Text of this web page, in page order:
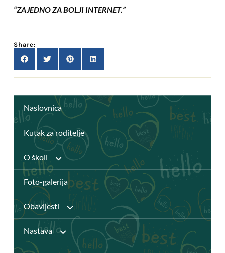
Naslovnica
Kutak za roditelje
O školi
Anž Frankopan
Knjižnica
Katalog Knjižnice
Foto-galerija
Obavijesti
Javni pozivi
Nastava
“ZAJEDNO ZA BOLJI INTERNET.”
Share: